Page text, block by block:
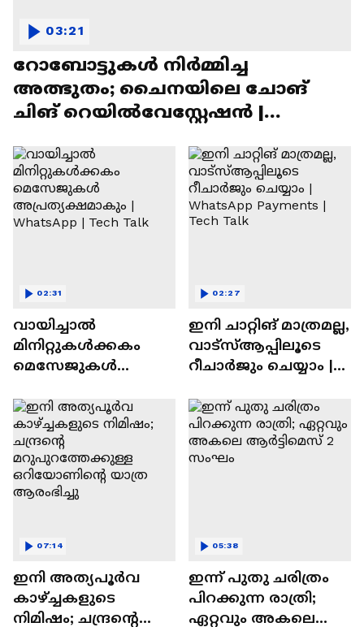
റോബോട്ടുകൾ നിർമ്മിച്ച
അത്ഭുതം; ചൈനയിലെ ചോങ്
ചിങ് റെയിൽവേസ്റ്റേഷൻ |
03:21
വായിച്ചാൽ
മിനിറ്റുകൾക്കകം
മെസേജുകള്‍
WhatsApp | Tech Talk
02:31
ഇനി ചാറ്റിങ് മാത്രമല്ല,
വാട്‌സ്‌ആപ്പിലൂടെ
റീചാർജും ചെയ്യാം |
Tech Talk
02:27
ഇനി അത്യപൂര്‍വ
കാഴ്ച്ചകളുടെ
നിമിഷം; ചന്ദ്രന്റെ
07:14
ഇന്ന് പുതു ചരിത്രം
പിറക്കുന്ന രാത്രി;
ഏറ്റവും അകലെ
05:38